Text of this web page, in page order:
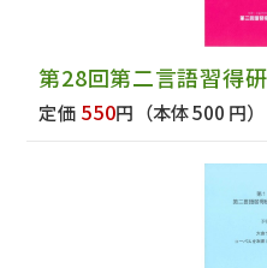
第28回第二言語習得
定価 550円 （本体 500 円）